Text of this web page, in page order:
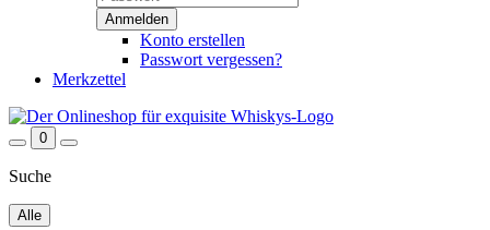
Konto erstellen
Passwort vergessen?
Merkzettel
0
Suche
Alle